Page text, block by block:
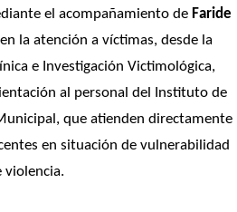
el acompañamiento de Faride
la atención a víctimas, desde la
e Investigación Victimológica,
al personal del Instituto de
que atienden directamente
en situación de vulnerabilidad
violencia.